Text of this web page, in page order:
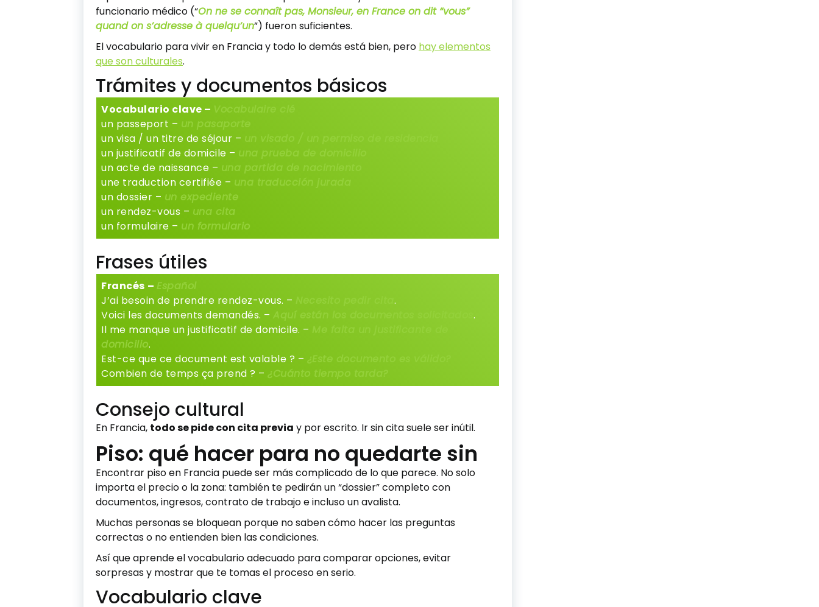
funcionario médico (“On ne se connaît pas, Monsieur, en France on dit “vous”
quand on s’adresse à quelqu’un”) fueron suficientes.
El vocabulario para vivir en Francia y todo lo demás está bien, pero hay elementos
que son culturales.
Trámites y documentos básicos
Vocabulario clave – Vocabulaire clé
un passeport – un pasaporte
un visa / un titre de séjour – un visado / un permiso de residencia
un justificatif de domicile – una prueba de domicilio
un acte de naissance – una partida de nacimiento
une traduction certifiée – una traducción jurada
un dossier – un expediente
un rendez-vous – una cita
un formulaire – un formulario
Frases útiles
Francés – Español
J’ai besoin de prendre rendez-vous. – Necesito pedir cita .
Voici les documents demandés. – Aquí están los documentos solicitados .
Il me manque un justificatif de domicile. – Me falta un justificante de
domicilio.
Est-ce que ce document est valable ? – ¿Este documento es válido?
Combien de temps ça prend ? – ¿Cuánto tiempo tarda?
Consejo cultural
En Francia, todo se pide con cita previa y por escrito. Ir sin cita suele ser inútil.
Piso: qué hacer para no quedarte sin
Encontrar piso en Francia puede ser más complicado de lo que parece. No solo
importa el precio o la zona: también te pedirán un “dossier” completo con
documentos, ingresos, contrato de trabajo e incluso un avalista.
Muchas personas se bloquean porque no saben cómo hacer las preguntas
correctas o no entienden bien las condiciones.
Así que aprende el vocabulario adecuado para comparar opciones, evitar
sorpresas y mostrar que te tomas el proceso en serio.
Vocabulario clave